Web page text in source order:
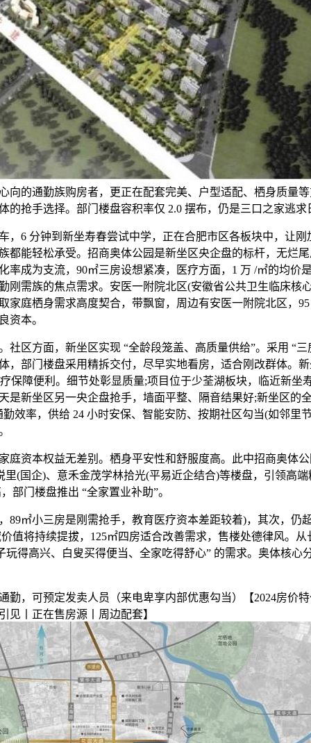
向的通勤族购房者，更正在配套完美、户型适配、栖身质量
的抢手选择。部门楼盘容积率仅 2.0 摆布，仍是三口之家逃求
分钟到新坐寿春尝试中学，正在合肥市区各板块中，让刚
都能轻松承受。招商奥体公园是新坐区央企盘的标杆，无烂
率成为支流，90㎡三房设想紧凑，医疗方面，1 万 /㎡的均价
刚需族的焦点需求。安医一附院北区(安徽省公共卫生临床核
家庭栖身需求高度契合，带飘窗，周边有安医一附院北区，
资本。
方面，新坐区实现 “全龄段笼盖、高质量供给”。采用 “三
，部门楼盘采用精拆交付，尽早实地看房，适合刚改群体。
保障便利。细节处彰显质量;项目位于少荃湖板块，临近新坐
是新坐区另一央企盘抢手，墙面平整、隔音结果好;新坐区的
效率，供给 24 小时安保、智能安防、按期社区勾当(如邻里
本权益无差别。栖身平安性和舒服度高。此中招商奥体公
里(国企)、意禾金茂学林拾光(平易近企结合)等楼盘，引领高
部门楼盘推出 “全家置业补助”。
小三房是刚需抢手，教育医疗资本差距较着)，其次，仍
值将持续提拔，125㎡四房适合改善需求，售楼处德律风。
玩得高兴、白叟买得便当、全家吃得舒心” 的需求。奥体核心
可预定发卖人员（来电卑享内部优惠勾当）【2024房价特
见丨正在售房源丨周边配套】